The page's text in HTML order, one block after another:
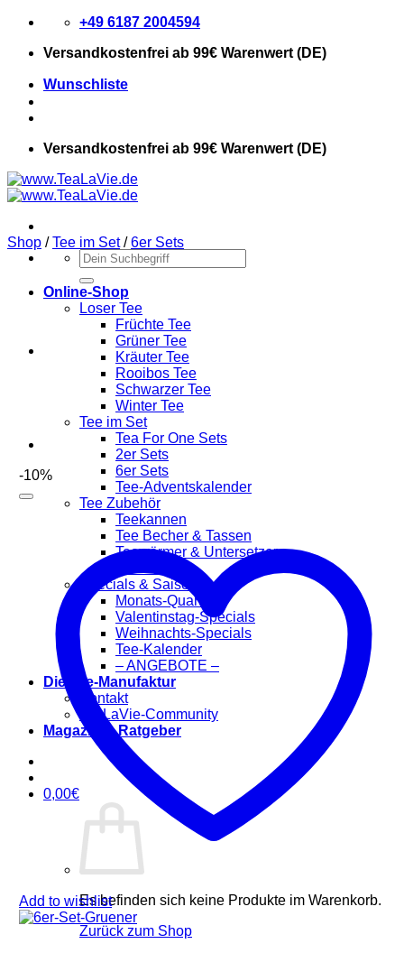
Zum
springen
+49 6187 2004594
Versandkostenfrei ab 99€ Warenwert (DE)
Wunschliste
Versandkostenfrei ab 99€ Warenwert (DE)
Suchen
nach:
Online-Shop
Loser Tee
Früchte Tee
Grüner Tee
Kräuter Tee
Rooibos Tee
Schwarzer Tee
Winter Tee
Tee im Set
Tea For One Sets
2er Sets
6er Sets
Tee-Adventskalender
Tee Zubehör
Teekannen
Tee Becher & Tassen
Teewärmer & Untersetzer
Specials & Saisonal
Monats-Quartett
Valentinstag-Specials
Weihnachts-Specials
Tee-Kalender
– ANGEBOTE –
Die Tee-Manufaktur
Kontakt
TeaLaVie-Community
Magazin & Ratgeber
0,00€
Es befinden sich keine Produkte im Warenkorb.
Zurück zum Shop
Shop / Tee im Set / 6er Sets
-10%
Add to wishlist